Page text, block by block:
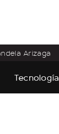
Arizaga
Tecnología